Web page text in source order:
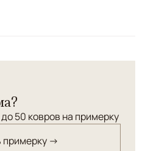
стилизованным
50 ковров на примерку
примерку →